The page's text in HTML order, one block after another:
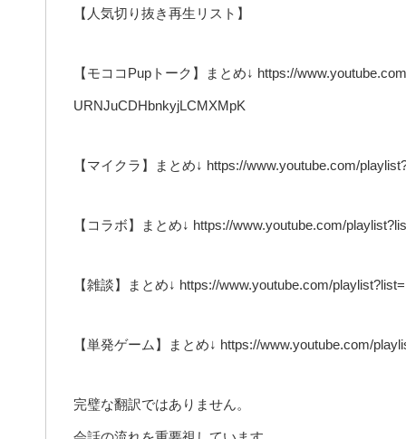
【人気切り抜き再生リスト】
【モココPupトーク】まとめ↓ https://
URNJuCDHbnkyjLCMXMpK
【マイクラ】まとめ↓ https://www.youtube.com/
【コラボ】まとめ↓ https://www.youtube.com/
【雑談】まとめ↓ https://www.youtube.com/
【単発ゲーム】まとめ↓ https://www.youtube.com/
完璧な翻訳ではありません。